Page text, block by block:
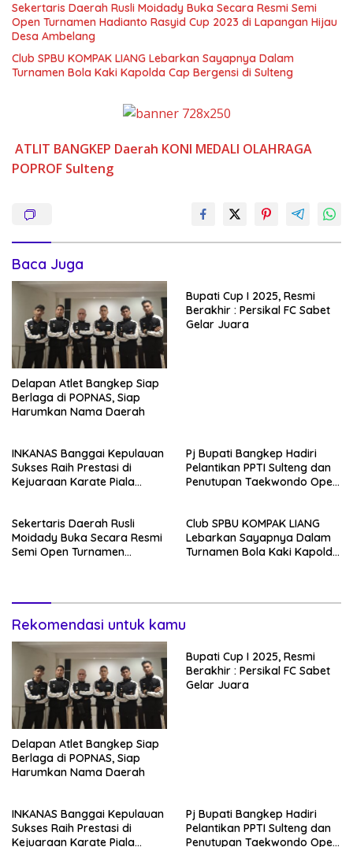
Sekertaris Daerah Rusli Moidady Buka Secara Resmi Semi
Open Turnamen Hadianto Rasyid Cup 2023 di Lapangan Hijau
Desa Ambelang
Club SPBU KOMPAK LIANG Lebarkan Sayapnya Dalam
Turnamen Bola Kaki Kapolda Cap Bergensi di Sulteng
ATLIT BANGKEP Daerah KONI MEDALI OLAHRAGA
POPROF Sulteng
Baca Juga
Delapan Atlet Bangkep Siap
Berlaga di POPNAS, Siap
Harumkan Nama Daerah
Bupati Cup I 2025, Resmi
Berakhir : Persikal FC Sabet
Gelar Juara
INKANAS Banggai Kepulauan
Sukses Raih Prestasi di
Kejuaraan Karate Piala
Pj Bupati Bangkep Hadiri
Pelantikan PPTI Sulteng dan
Penutupan Taekwondo Open
Sekertaris Daerah Rusli
Moidady Buka Secara Resmi
Semi Open Turnamen
Club SPBU KOMPAK LIANG
Lebarkan Sayapnya Dalam
Turnamen Bola Kaki Kapolda
Rekomendasi untuk kamu
Delapan Atlet Bangkep Siap
Berlaga di POPNAS, Siap
Harumkan Nama Daerah
Bupati Cup I 2025, Resmi
Berakhir : Persikal FC Sabet
Gelar Juara
INKANAS Banggai Kepulauan
Sukses Raih Prestasi di
Kejuaraan Karate Piala
Pj Bupati Bangkep Hadiri
Pelantikan PPTI Sulteng dan
Penutupan Taekwondo Open